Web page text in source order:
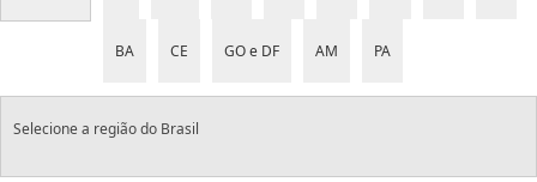
BA CE GO e DF AM PA
Selecione a região do Brasil